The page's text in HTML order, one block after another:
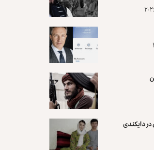
دایکندی